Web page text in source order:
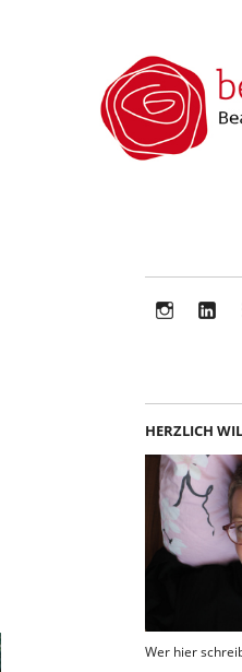
HERZLICH
Wer hier